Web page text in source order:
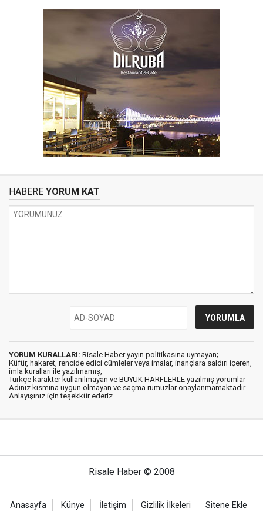
HABERE YORUM KAT
YORUM KURALLARI: Risale Haber yayın politikasına uymayan;
Küfür, hakaret, rencide edici cümleler veya imalar, inançlara saldırı içeren,
imla kuralları ile yazılmamış,
Türkçe karakter kullanılmayan ve BÜYÜK HARFLERLE yazılmış yorumlar
Adınız kısmına uygun olmayan ve saçma rumuzlar onaylanmamaktadır.
Anlayışınız için teşekkür ederiz.
Risale Haber © 2008
Anasayfa Künye İletişim Gizlilik İlkeleri Sitene Ekle